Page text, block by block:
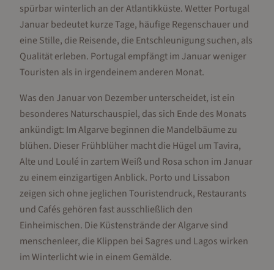
spürbar winterlich an der Atlantikküste. Wetter Portugal
Januar bedeutet kurze Tage, häufige Regenschauer und
eine Stille, die Reisende, die Entschleunigung suchen, als
Qualität erleben. Portugal empfängt im Januar weniger
Touristen als in irgendeinem anderen Monat.
Was den Januar von Dezember unterscheidet, ist ein
besonderes Naturschauspiel, das sich Ende des Monats
ankündigt: Im Algarve beginnen die Mandelbäume zu
blühen. Dieser Frühblüher macht die Hügel um Tavira,
Alte und Loulé in zartem Weiß und Rosa schon im Januar
zu einem einzigartigen Anblick. Porto und Lissabon
zeigen sich ohne jeglichen Touristendruck, Restaurants
und Cafés gehören fast ausschließlich den
Einheimischen. Die Küstenstrände der Algarve sind
menschenleer, die Klippen bei Sagres und Lagos wirken
im Winterlicht wie in einem Gemälde.